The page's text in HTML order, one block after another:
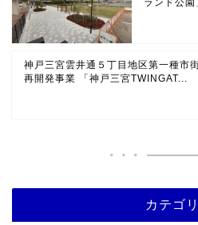
ランド公
神戸三宮雲井通５丁目地区第一種市
再開発事業 「神戸三宮TWINGAT...
カテゴ